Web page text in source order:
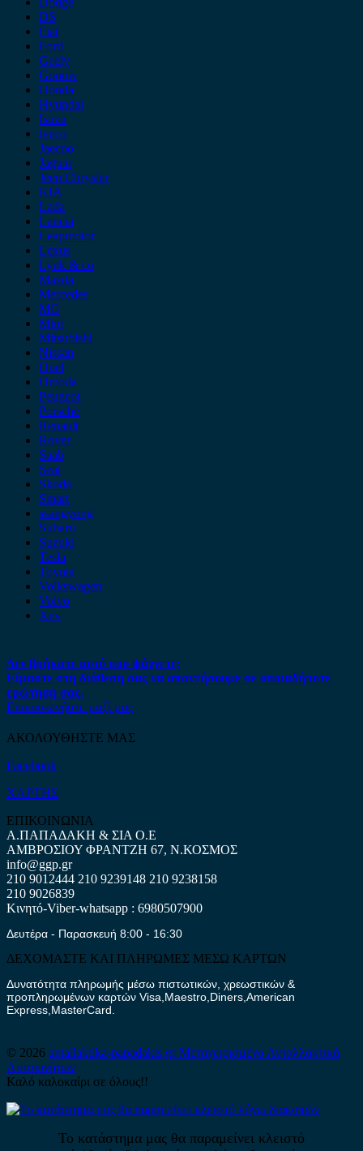
DS
Fiat
Ford
Geely
Gonow
Honda
Hyundai
Isuzu
iveco
Jaecoo
Jaguar
Jeep Chrysler
KIA
Lada
Lancia
Leapmotor
Lexus
Lynk & co
Mazda
Mercedes
MG
Mini
Mitsubishi
Nissan
Opel
Omoda
Peugeot
Porsche
Renault
Rover
Saab
Seat
Skoda
Smart
ssangyong
Subaru
Suzuki
Tesla
Toyota
Volkswagen
Volvo
Xev
Δεν βρήκατε αυτό που ψάχνετε;
Είμαστε στη διάθεση σας να απαντήσουμε σε οποιαδήποτε
ερώτηση σας.
Επικοινωνήστε μαζί μας
ΑΚΟΛΟΥΘΗΣΤΕ ΜΑΣ
Facebook
ΧΑΡΤΗΣ
ΕΠΙΚΟΙΝΩΝΙΑ
Α.ΠΑΠΑΔΑΚΗ & ΣΙΑ Ο.Ε
ΑΜΒΡΟΣΙΟΥ ΦΡΑΝΤΖΗ 67, Ν.ΚΟΣΜΟΣ
info@ggp.gr
210 9012444 210 9239148 210 9238158
210 9026839
Κινητό-Viber-whatsapp : 6980507900
Δευτέρα - Παρασκευή 8:00 - 16:30
ΔΕΧΟΜΑΣΤΕ ΚΑΙ ΠΛΗΡΩΜΕΣ ΜΕΣΩ ΚΑΡΤΩΝ
Δυνατότητα πληρωμής μέσω πιστωτικών, χρεωστικών &
προπληρωμένων καρτών Visa,Maestro,Diners,American
Express,MasterCard.
© 2026 antallaktika-papadakis.grΜεταχειρισμένα Ανταλλακτικά
Αυτοκινήτων
Καλό καλοκαίρι σε όλους!!
Το κατάστημα μας θα παραμείνει κλειστό